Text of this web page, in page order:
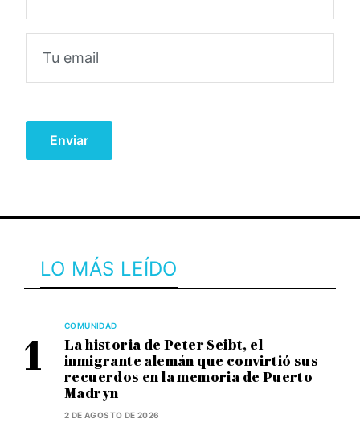
LO MÁS LEÍDO
COMUNIDAD
La historia de Peter Seibt, el
inmigrante alemán que convirtió sus
recuerdos en la memoria de Puerto
Madryn
2 DE AGOSTO DE 2026